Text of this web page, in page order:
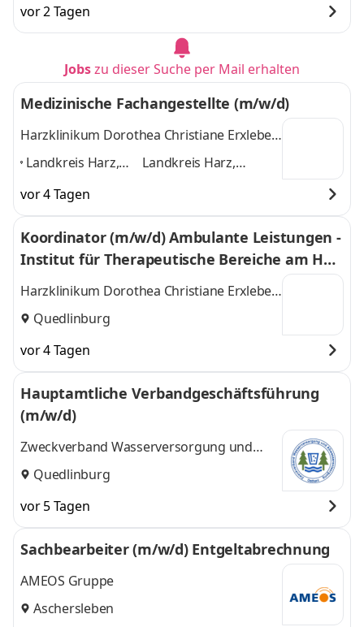
Braunschweig,
Magdeburg, Halle Magdeburg, Halle
(Saale), Göttingen
4 weitere
vor 2 Tagen
Jobszu dieser Suche per Mail erhalten
Medizinische Fachangestellte (m/w/d)
Harzklinikum Dorothea Christiane Erxleben
GmbH
Landkreis Harz,
Quedlinburg,
Blankenburg
(Harz),
Halberstadt,
Landkreis Harz,
Blankenburg (Harz),
Halberstadtund 2
weitere
vor 4 Tagen
Koordinator (m/w/d) Ambulante Leistungen -
Institut für Therapeutische Bereiche am Har
zklinikum
Harzklinikum Dorothea Christiane Erxleben
GmbH
Quedlinburg
vor 4 Tagen
Hauptamtliche Verbandgeschäftsführung
(m/w/d)
Zweckverband Wasserversorgung und
Abwasserentsorgung Ostharz
Quedlinburg
vor 5 Tagen
Sachbearbeiter (m/w/d) Entgeltabrechnung
AMEOS Gruppe
Aschersleben